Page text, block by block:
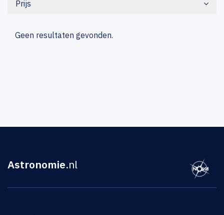
Prijs
Geen resultaten gevonden.
Astronomie.nl